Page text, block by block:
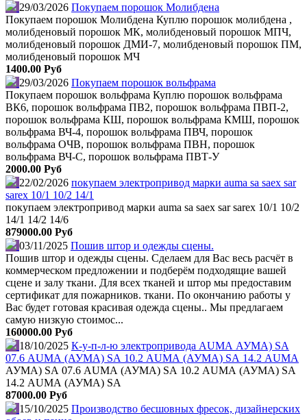
29/03/2026 Покупаем порошок Молибдена
Покупаем порошок Молибдена Куплю порошок молибдена ,
молибденовый порошок МК, молибденовый порошок МПЧ,
молибденовый порошок ДМИ-7, молибденовый порошок ПМ,
молибденовый порошок МЧ
1400.00 Руб
29/03/2026 Покупаем порошок вольфрама
Покупаем порошок вольфрама Куплю порошок вольфрама
ВК6, порошок вольфрама ПВ2, порошок вольфрама ПВП-2,
порошок вольфрама КШ, порошок вольфрама КМШ, порошок
вольфрама ВЧ-4, порошок вольфрама ПВЧ, порошок
вольфрама ОЧВ, порошок вольфрама ПВН, порошок
вольфрама ВЧ-С, порошок вольфрама ПВТ-У
2000.00 Руб
22/02/2026 покупаем электропривод марки auma sa saex sar
sarex 10/1 10/2 14/1
покупаем электропривод марки auma sa saex sar sarex 10/1 10/2
14/1 14/2 14/6
879000.00 Руб
03/11/2025 Пошив штор и одежды сцены.
Пошив штор и одежды сцены. Сделаем для Вас весь расчёт в
коммерческом предложении и подберём подходящие вашей
сцене и залу ткани. Для всех тканей и штор мы предоставим
сертификат для пожарников. ткани. По окончанию работы у
Вас будет готовая красивая одежда сцены.. Мы предлагаем
самую низкую стоимос...
160000.00 Руб
18/10/2025 К-у-п-л-ю электропривода АUМА АУМА) SА
07.6 АUМА (АУМА) SА 10.2 АUМА (АУМА) SА 14.2 АUМА
АУМА) SА 07.6 АUМА (АУМА) SА 10.2 АUМА (АУМА) SА
14.2 АUМА (АУМА) SА
87000.00 Руб
15/10/2025 Производство бесшовных фресок, дизайнерских